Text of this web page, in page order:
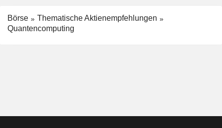
Börse
Thematische Aktienempfehlungen
Quantencomputing